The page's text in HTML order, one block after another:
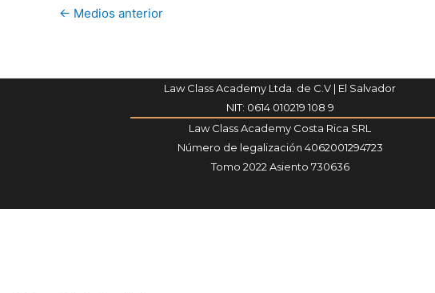
← Medios anterior
Law Class Academy Ltda. de C.V | El Salvador
NIT: 0614 010219 108 9
Law Class Academy Costa Rica SRL
Número de legalización 4062001294723
Tomo 2022 Asiento 730636